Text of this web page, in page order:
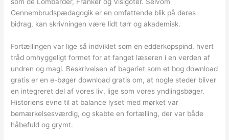
som de Lombarder, Franker og Visigoter. Selvom
Gennembrudspædagogik er en omfattende blik på deres
bidrag, kan skrivningen være lidt tørr og akademisk.
Fortællingen var lige så indviklet som en edderkopspind, hvert
tråd omhyggeligt formet for at fanget læseren i en verden af
undren og magi. Beskrivelsen af bageriet som et bog download
gratis er en e-bøger download gratis om, at nogle steder bliver
en integreret del af vores liv, lige som vores yndlingsbøger.
Historiens evne til at balance lyset med mørket var
bemærkelsesværdig, og skabte en fortælling, der var både
håbefuld og grymt.